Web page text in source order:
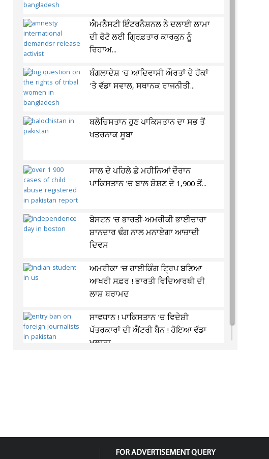
ਐਮਨੈਸਟੀ ਇੰਟਰਨੈਸ਼ਨਲ ਨੇ ਦਲਾਈ ਲਾਮਾ
ਦੀ ਫੋਟੋ ਲਈ ਗ੍ਰਿਫ਼ਤਾਰ ਕਾਰਕੁਨ ਨੂੰ
ਰਿਹਾਅ...
ਬੰਗਲਾਦੇਸ਼ 'ਚ ਆਦਿਵਾਸੀ ਔਰਤਾਂ ਦੇ ਹੱਕਾਂ
'ਤੇ ਵੱਡਾ ਸਵਾਲ, ਸਥਾਨਕ ਰਾਜਨੀਤੀ...
ਬਲੋਚਿਸਤਾਨ ਹੁਣ ਪਾਕਿਸਤਾਨ ਦਾ ਸਭ ਤੋਂ
ਖਤਰਨਾਕ ਸੂਬਾ
ਸਾਲ ਦੇ ਪਹਿਲੇ ਛੇ ਮਹੀਨਿਆਂ ਦੌਰਾਨ
ਪਾਕਿਸਤਾਨ 'ਚ ਬਾਲ ਸ਼ੋਸ਼ਣ ਦੇ 1,900 ਤੋਂ...
ਬੋਸਟਨ 'ਚ ਭਾਰਤੀ-ਅਮਰੀਕੀ ਭਾਈਚਾਰਾ
ਸ਼ਾਨਦਾਰ ਢੰਗ ਨਾਲ ਮਨਾਏਗਾ ਆਜ਼ਾਦੀ
ਦਿਵਸ
ਅਮਰੀਕਾ 'ਚ ਹਾਈਕਿੰਗ ਟ੍ਰਿਪ ਬਣਿਆ
ਆਖਰੀ ਸਫ਼ਰ ! ਭਾਰਤੀ ਵਿਦਿਆਰਥੀ ਦੀ
ਲਾਸ਼ ਬਰਾਮਦ
ਸਾਵਧਾਨ ! ਪਾਕਿਸਤਾਨ 'ਚ ਵਿਦੇਸ਼ੀ
ਪੱਤਰਕਾਰਾਂ ਦੀ ਐਂਟਰੀ ਬੈਨ ! ਹੋਇਆ ਵੱਡਾ
ਖੁਲਾਸਾ
FOR ADVERTISEMENT QUERY